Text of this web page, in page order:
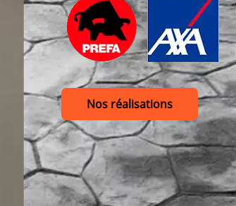
Nos réalisations